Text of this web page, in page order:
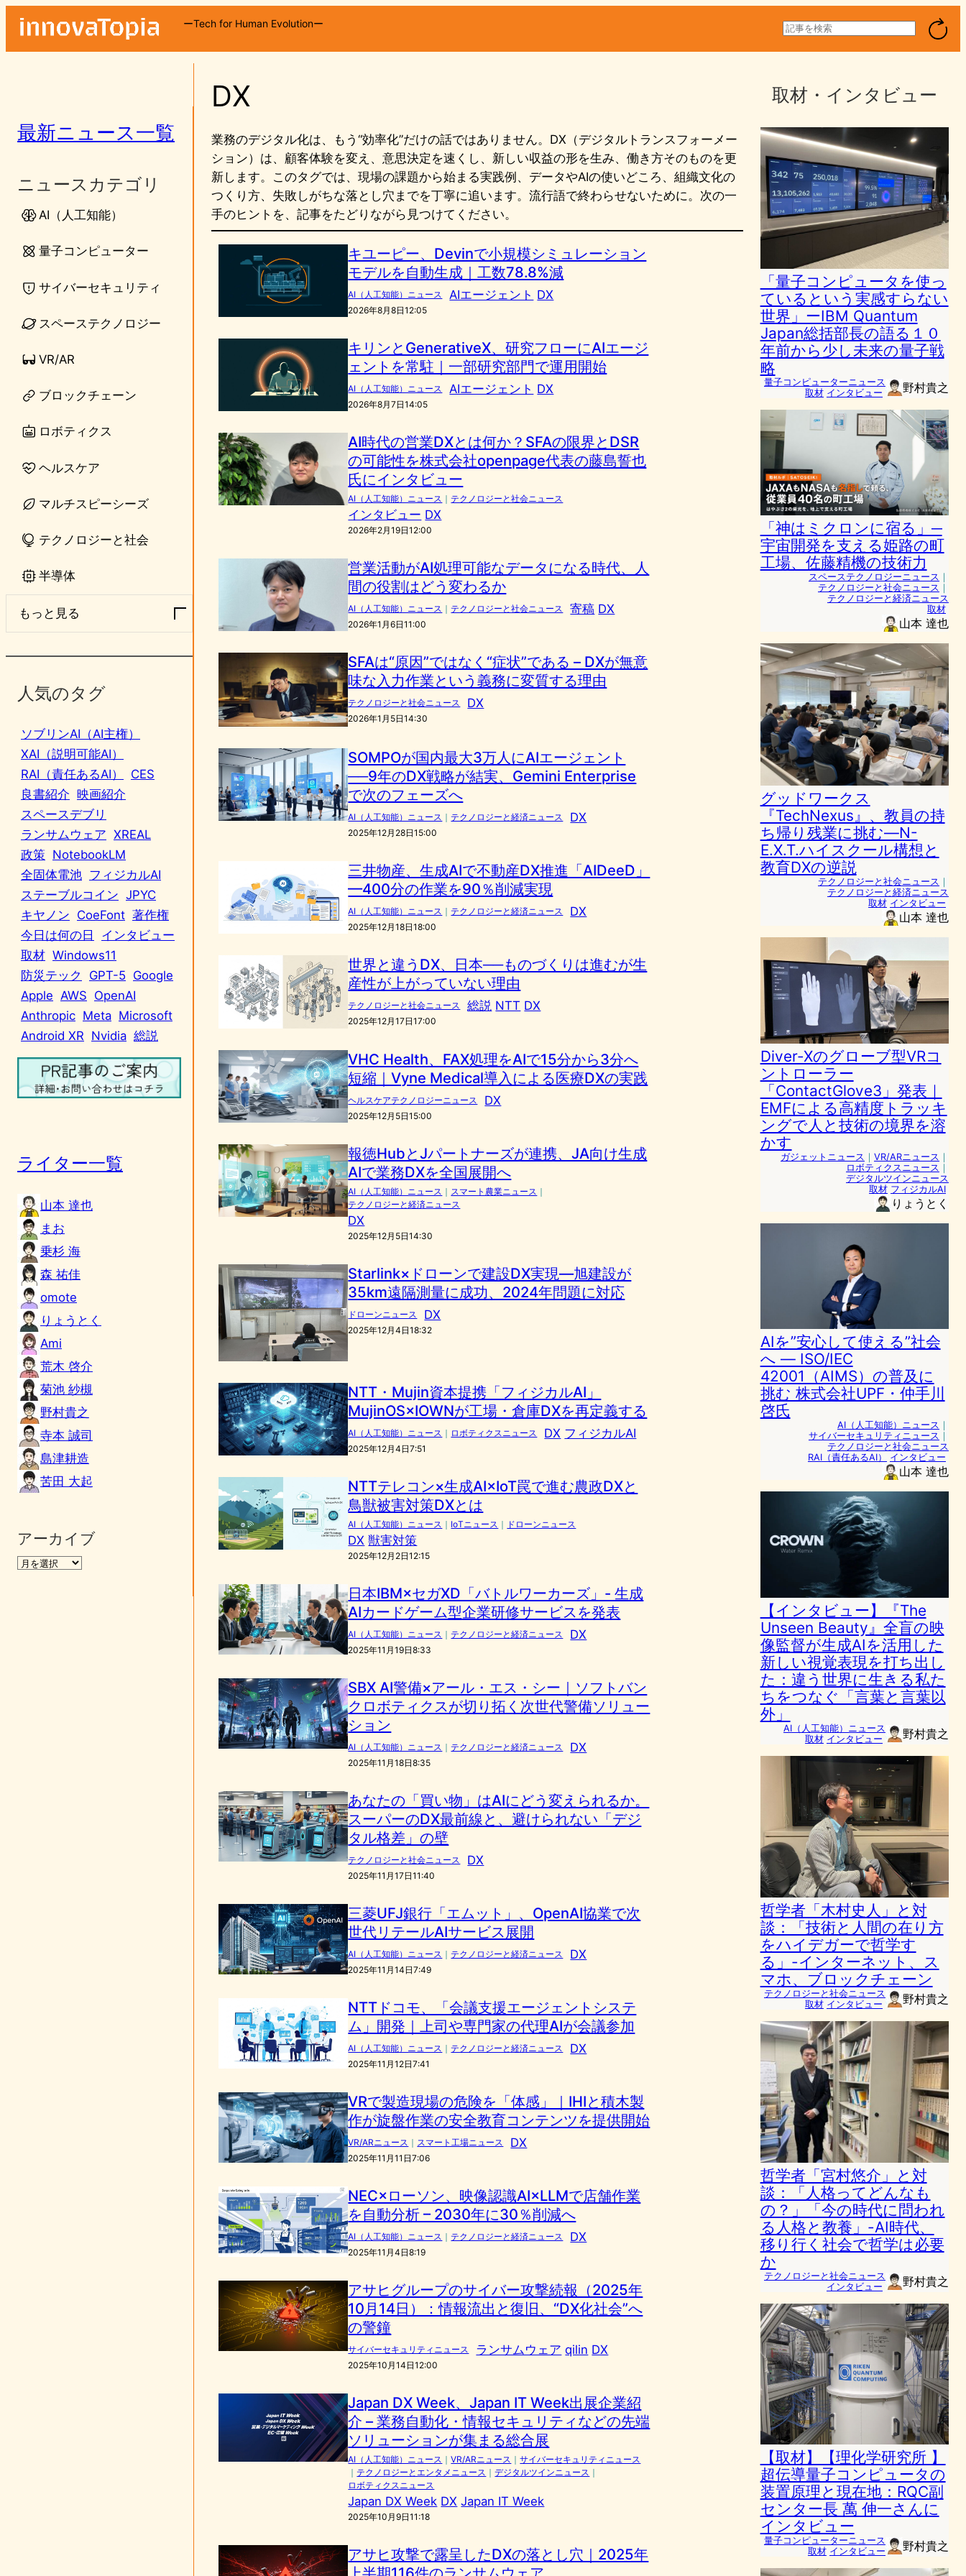
を
ーTech for Human Evolutionー
検
索
最新ニュース一覧
ニュースカテゴリ
AI（人工知能）
量子コンピューター
サイバーセキュリティ
スペーステクノロジー
VR/AR
ブロックチェーン
ロボティクス
ヘルスケア
マルチスピーシーズ
テクノロジーと社会
半導体
もっと見る
人気のタグ
ソブリンAI（AI主権）
XAI（説明可能AI）
RAI（責任あるAI）
CES
良書紹介 映画紹介
スペースデブリ
ランサムウェア XREAL
政策 NotebookLM
全固体電池 フィジカルAI
ステーブルコイン JPYC
キヤノン CoeFont 著作権
今日は何の日
インタビュー
取材 Windows11
防災テック
GPT-5 Google
Apple AWS OpenAI
Anthropic Meta Microsoft
Android XR Nvidia 総説
ライター一覧
山本 達也
まお
乗杉 海
森 祐佳
omote
りょうとく
Ami
荒木 啓介
菊池 紗槻
野村貴之
寺本 誠司
島津耕造
苦田 大起
アーカイブ
DX
業務のデジタル化は、もう“効率化”だけの話ではありません。DX（デジタルトランスフォーメー
ション）は、顧客体験を変え、意思決定を速くし、新しい収益の形を生み、働き方そのものを更
新します。このタグでは、現場の課題から始まる実践例、データやAIの使いどころ、組織文化の
つくり方、失敗しがちな落とし穴までを丁寧に追います。流行語で終わらせないために。次の一
手のヒントを、記事をたどりながら見つけてください。
キユーピー、Devinで小規模シミュレーション
モデルを自動生成｜工数78.8%減
AI（人工知能）ニュース AIエージェント DX
2026年8月8日12:05
キリンとGenerativeX、研究フローにAIエージ
ェントを常駐｜一部研究部門で運用開始
AI（人工知能）ニュース AIエージェント DX
2026年8月7日14:05
AI時代の営業DXとは何か？SFAの限界とDSR
の可能性を株式会社openpage代表の藤島誓也
氏にインタビュー
AI（人工知能）ニュース ｜テクノロジーと社会ニュース
インタビュー DX
2026年2月19日12:00
営業活動がAI処理可能なデータになる時代、人
間の役割はどう変わるか
AI（人工知能）ニュース ｜テクノロジーと社会ニュース 寄稿 DX
2026年1月6日11:00
SFAは“原因”ではなく“症状”である – DXが無意
味な入力作業という義務に変質する理由
テクノロジーと社会ニュース DX
2026年1月5日14:30
SOMPOが国内最大3万人にAIエージェント
──9年のDX戦略が結実、Gemini Enterprise
で次のフェーズへ
AI（人工知能）ニュース ｜テクノロジーと経済ニュース DX
2025年12月28日15:00
三井物産、生成AIで不動産DX推進「AIDeeD」
—400分の作業を90％削減実現
AI（人工知能）ニュース ｜テクノロジーと経済ニュース DX
2025年12月18日18:00
世界と違うDX、日本──ものづくりは進むが生
産性が上がっていない理由
テクノロジーと社会ニュース 総説 NTT DX
2025年12月17日17:00
VHC Health、FAX処理をAIで15分から3分へ
短縮｜Vyne Medical導入による医療DXの実践
ヘルスケアテクノロジーニュース DX
2025年12月5日15:00
報徳HubとJパートナーズが連携、JA向け生成
AIで業務DXを全国展開へ
AI（人工知能）ニュース ｜ スマート農業ニュース ｜
テクノロジーと経済ニュース
DX
2025年12月5日14:30
Starlink×ドローンで建設DX実現―旭建設が
35km遠隔測量に成功、2024年問題に対応
ドローンニュース DX
2025年12月4日18:32
NTT・Mujin資本提携「フィジカルAI」
MujinOS×IOWNが工場・倉庫DXを再定義する
AI（人工知能）ニュース ｜ ロボティクスニュース DX フィジカルAI
2025年12月4日7:51
NTTテレコン×生成AI×IoT罠で進む農政DXと
鳥獣被害対策DXとは
AI（人工知能）ニュース ｜ IoTニュース ｜ ドローンニュース
DX 獣害対策
2025年12月2日12:15
日本IBM×セガXD「バトルワーカーズ」- 生成
AIカードゲーム型企業研修サービスを発表
AI（人工知能）ニュース ｜テクノロジーと経済ニュース DX
2025年11月19日8:33
SBX AI警備×アール・エス・シー｜ソフトバン
クロボティクスが切り拓く次世代警備ソリュー
ション
AI（人工知能）ニュース ｜テクノロジーと経済ニュース DX
2025年11月18日8:35
あなたの「買い物」はAIにどう変えられるか。
スーパーのDX最前線と、避けられない「デジ
タル格差」の壁
テクノロジーと社会ニュース DX
2025年11月17日11:40
三菱UFJ銀行「エムット」、OpenAI協業で次
世代リテールAIサービス展開
AI（人工知能）ニュース ｜テクノロジーと経済ニュース DX
2025年11月14日7:49
NTTドコモ、「会議支援エージェントシステ
ム」開発｜上司や専門家の代理AIが会議参加
AI（人工知能）ニュース ｜テクノロジーと経済ニュース DX
2025年11月12日7:41
VRで製造現場の危険を「体感」｜IHIと積木製
作が旋盤作業の安全教育コンテンツを提供開始
VR/ARニュース ｜ スマート工場ニュース DX
2025年11月11日7:06
NEC×ローソン、映像認識AI×LLMで店舗作業
を自動分析 – 2030年に30％削減へ
AI（人工知能）ニュース ｜テクノロジーと経済ニュース DX
2025年11月4日8:19
アサヒグループのサイバー攻撃続報（2025年
10月14日）：情報流出と復旧、“DX化社会”へ
の警鐘
サイバーセキュリティニュース ランサムウェア qilin DX
2025年10月14日12:00
Japan DX Week、Japan IT Week出展企業紹
介 – 業務自動化・情報セキュリティなどの先端
ソリューションが集まる総合展
AI（人工知能）ニュース ｜VR/ARニュース ｜サイバーセキュリティニュース
｜テクノロジーとエンタメニュース ｜デジタルツインニュース ｜
ロボティクスニュース
Japan DX Week DX Japan IT Week
2025年10月9日11:18
アサヒ攻撃で露呈したDXの落とし穴｜2025年
取材・インタビュー
「量子コンピュータを使っ
ているという実感すらない
世界」ーIBM Quantum
Japan総括部長の語る１０
年前から少し未来の量子戦
略
量子コンピューターニュース
取材 インタビュー 野村貴之
「神はミクロンに宿る」─
宇宙開発を支える姫路の町
工場、佐藤精機の技術力
スペーステクノロジーニュース ｜
テクノロジーと社会ニュース ｜
テクノロジーと経済ニュース
取材
山本 達也
グッドワークス
『TechNexus』、教員の持
ち帰り残業に挑む—N-
E.X.T.ハイスクール構想と
教育DXの逆説
テクノロジーと社会ニュース ｜
テクノロジーと経済ニュース
取材 インタビュー
山本 達也
Diver-Xのグローブ型VRコ
ントローラー
「ContactGlove3」発表｜
EMFによる高精度トラッキ
ングで人と技術の境界を溶
かす
ガジェットニュース ｜ VR/ARニュース ｜
ロボティクスニュース ｜
デジタルツインニュース
取材 フィジカルAI
りょうとく
AIを”安心して使える”社会
へ ― ISO/IEC
42001（AIMS）の普及に
挑む 株式会社UPF・仲手川
啓氏
AI（人工知能）ニュース ｜
サイバーセキュリティニュース ｜
テクノロジーと社会ニュース
RAI（責任あるAI）
インタビュー
山本 達也
【インタビュー】『The
Unseen Beauty』全盲の映
像監督が生成AIを活用した
新しい視覚表現を打ち出し
た：違う世界に生きる私た
ちをつなぐ「言葉と言葉以
外」
AI（人工知能）ニュース
取材 インタビュー 野村貴之
哲学者「木村史人」と対
談：「技術と人間の在り方
をハイデガーで哲学す
る」-インターネット、ス
マホ、ブロックチェーン
テクノロジーと社会ニュース
取材 インタビュー 野村貴之
哲学者「宮村悠介」と対
談：「人格ってどんなも
の？」「今の時代に問われ
る人格と教養」-AI時代、
移り行く社会で哲学は必要
か
テクノロジーと社会ニュース
インタビュー
野村貴之
【取材】【理化学研究所 】
超伝導量子コンピュータの
装置原理と現在地：RQC副
センター長 萬 伸一さんに
インタビュー
量子コンピューターニュース
取材 インタビュー 野村貴之